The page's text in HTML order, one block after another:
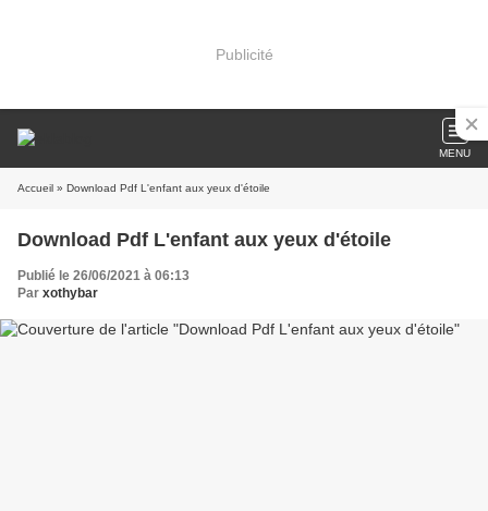
Publicité
MENU
Accueil » Download Pdf L'enfant aux yeux d'étoile
Download Pdf L'enfant aux yeux d'étoile
Publié le 26/06/2021 à 06:13
Par xothybar